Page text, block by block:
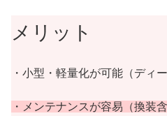
メリット
・小型・軽量化が可能（ディ
・メンテナンスが容易（換装含